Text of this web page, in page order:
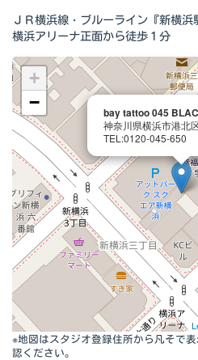
ＪＲ横浜線・ブルーライン『新横浜
横浜アリーナ正面から徒歩１分
bay tattoo 045
神奈川県横浜市港北
TEL:0120-045-650
+
−
※地図はスタジオ登録住所から凡そで
認ください。